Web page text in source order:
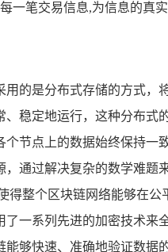
一笔交易信息,为信息的真
用的是分布式存储的方式，
、稳定地运行，这种分布式
个节点上的数据始终保持一
，通过解决复杂的数学难题
得整个区块链网络能够在公
了一系列先进的加密技术来
能够快速、准确地验证数